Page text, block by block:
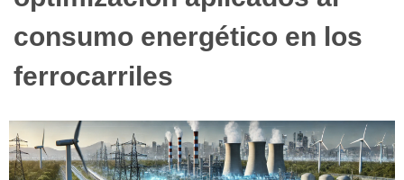
consumo energético en los
ferrocarriles